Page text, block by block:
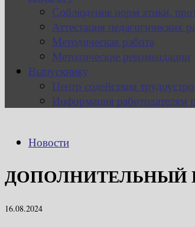
Соблюдение норм этики,
Аттестация педагогических
Методическая работа
Методические рекомендации
Выпускнику
Центр содействия
Информация работодателям
Новости
ДОПОЛНИТЕЛЬНЫЙ
16.08.2024